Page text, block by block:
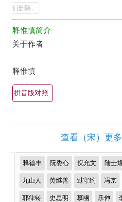
品
全
集
欣
赏
部
有
锦）-
古
的
最
美
最
名
古
诗
（精
首）
们删除。
释惟慎简介
关于作者
释惟慎
拼音版对照
查看（宋）更
推
荐
作
者
释德丰 阮委心 倪允文 陆士
九山人 黄继善 过守约 冯京
耶律铸 史思明 慕幽 乐伸